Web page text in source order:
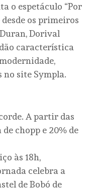
o espetáculo “Por
os primeiros
Dorival
característica
site Sympla.
A partir das
chopp e 20% de
às 18h,
celebra a
de Bobó de